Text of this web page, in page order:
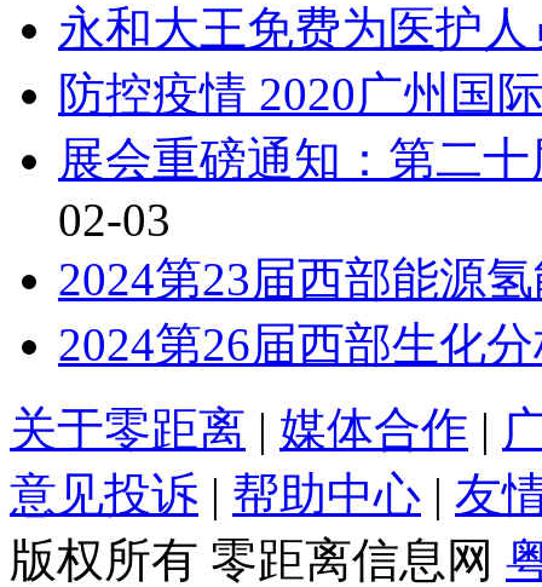
永和大王免费为医护
防控疫情 2020广州国
展会重磅通知：第二
02-03
2024第23届西部能源
2024第26届西部生化
关于零距离 | 媒体合作 |
意见投诉 | 帮助中心 | 友
版权所有 零距离信息网